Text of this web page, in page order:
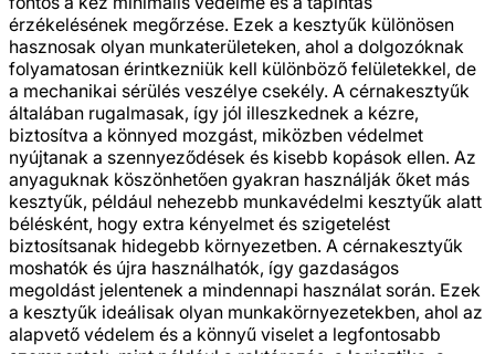
érzékelésének megőrzése. Ezek a kesztyűk különösen
hasznosak olyan munkaterületeken, ahol a dolgozóknak
folyamatosan érintkezniük kell különböző felületekkel, de
a mechanikai sérülés veszélye csekély. A cérnakesztyűk
általában rugalmasak, így jól illeszkednek a kézre,
biztosítva a könnyed mozgást, miközben védelmet
nyújtanak a szennyeződések és kisebb kopások ellen. Az
anyaguknak köszönhetően gyakran használják őket más
kesztyűk, például nehezebb munkavédelmi kesztyűk alatt
bélésként, hogy extra kényelmet és szigetelést
biztosítsanak hidegebb környezetben. A cérnakesztyűk
moshatók és újra használhatók, így gazdaságos
megoldást jelentenek a mindennapi használat során. Ezek
a kesztyűk ideálisak olyan munkakörnyezetekben, ahol az
alapvető védelem és a könnyű viselet a legfontosabb